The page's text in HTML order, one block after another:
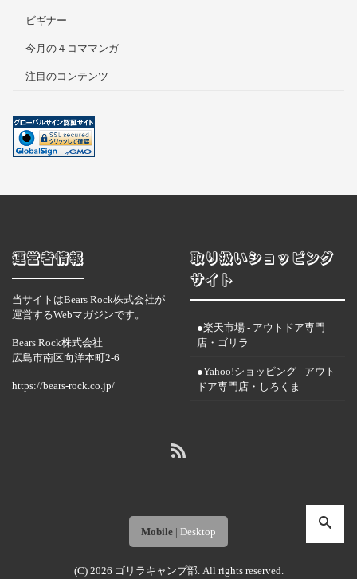
ビギナー
今月の４コママンガ
注目のコンテンツ
運営者情報
当サイトはBears Rock株式会社が
運営するWebマガジンです。
Bears Rock株式会社
広島市南区向洋本町2-6
https://bears-rock.co.jp/
取り扱いショッピング
サイト
●楽天市場 - アウトドア専門
店・ゴリラ
●Yahoo!ショッピング - アウト
ドア専門店・しろくま
Mobile | Desktop
(C) 2026 ゴリラキャンプ部. All rights reserved.